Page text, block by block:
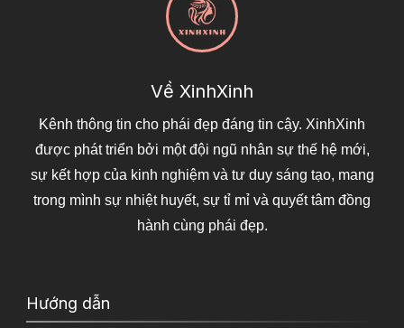
Về XinhXinh
Kênh thông tin cho phái đẹp đáng tin cậy. XinhXinh
được phát triển bởi một đội ngũ nhân sự thế hệ mới,
sự kết hợp của kinh nghiệm và tư duy sáng tạo, mang
trong mình sự nhiệt huyết, sự tỉ mỉ và quyết tâm đồng
hành cùng phái đẹp.
Hướng dẫn